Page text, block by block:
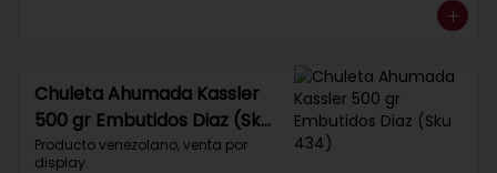
Chuleta Ahumada Kassler
500 gr Embutidos Diaz (Sku
434)
Producto venezolano, venta por
display.